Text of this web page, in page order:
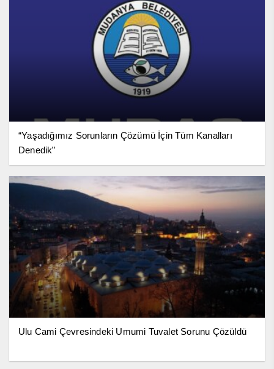
“Yaşadığımız Sorunların Çözümü İçin Tüm Kanalları
Denedik”
Ulu Cami Çevresindeki Umumi Tuvalet Sorunu Çözüldü